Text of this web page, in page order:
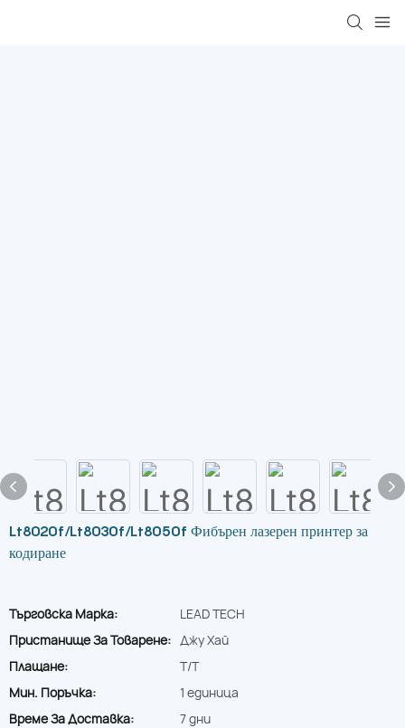
Lt8020f/Lt8030f/Lt8050f Фибърен лазерен принтер за
кодиране
Търговска Марка:
LEAD TECH
Пристанище За Товарене: Джу Хай
Плащане:
T/T
Мин. Поръчка:
1 единица
Време За Доставка:
7 дни